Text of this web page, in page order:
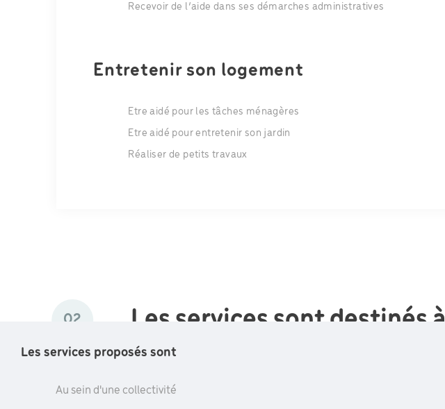
Les services proposés sont
Au sein d'une collectivité
Recevoir de l’aide dans ses démarches administratives
Entretenir son logement
Etre aidé pour les tâches ménagères
Etre aidé pour entretenir son jardin
Réaliser de petits travaux
02 Les services sont destinés à
Le public cible